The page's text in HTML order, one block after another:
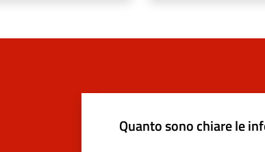
Quanto sono chiare le